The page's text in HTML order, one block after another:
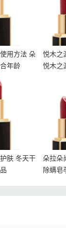
用方法 朵
年龄
悦木之
悦木之
护肤 冬
肤 冬天干
朵拉
朵拉朵
除螨皂